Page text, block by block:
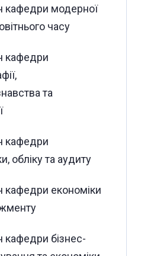
кафедри модерної
часу
кафедри
та
кафедри
обліку та аудиту
кафедри економіки
кафедри бізнес-